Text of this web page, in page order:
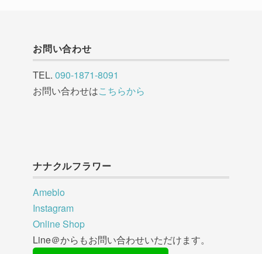
お問い合わせ
TEL. 090-1871-8091
お問い合わせはこちらから
ナナクルフラワー
Ameblo
Instagram
Online Shop
Line＠からもお問い合わせいただけます。